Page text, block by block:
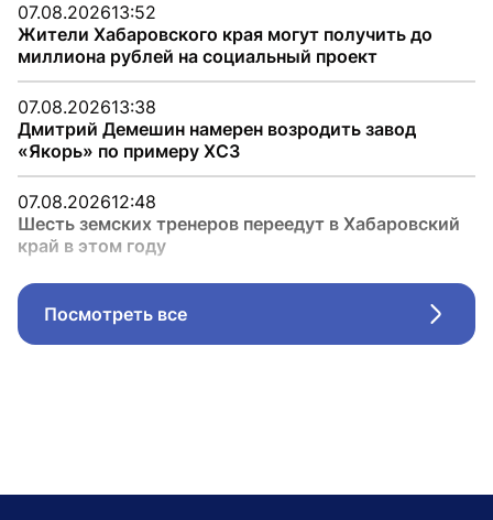
07.08.202613:52
Жители Хабаровского края могут получить до
миллиона рублей на социальный проект
07.08.202613:38
Дмитрий Демешин намерен возродить завод
«Якорь» по примеру ХСЗ
07.08.202612:48
Шесть земских тренеров переедут в Хабаровский
край в этом году
Посмотреть все